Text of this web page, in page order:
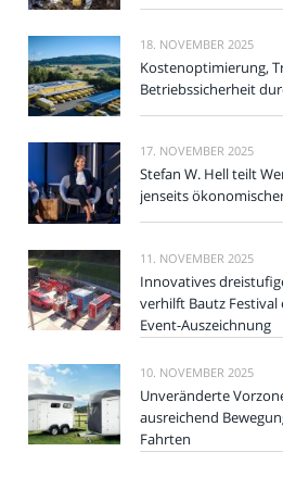
18. NOVEMBER 2025
Kostenoptimierung,
Betriebssicherheit
17. NOVEMBER 2025
Stefan W. Hell teilt
jenseits
11. NOVEMBER 2025
Innovatives
verhilft Bautz Festival
Event-Auszeichnung
10. NOVEMBER 2025
Unveränderte
ausreichend
Fahrten